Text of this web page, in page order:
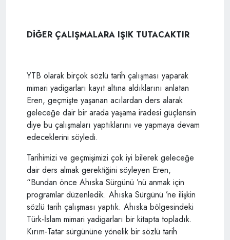
DİĞER ÇALIŞMALARA IŞIK TUTACAKTIR
YTB olarak birçok sözlü tarih çalışması yaparak
mimari yadigarları kayıt altına aldıklarını anlatan
Eren, geçmişte yaşanan acılardan ders alarak
geleceğe dair bir arada yaşama iradesi güçlensin
diye bu çalışmaları yaptıklarını ve yapmaya devam
edeceklerini söyledi.
Tarihimizi ve geçmişimizi çok iyi bilerek geleceğe
dair ders almak gerektiğini söyleyen Eren,
“Bundan önce Ahıska Sürgünü ’nü anmak için
programlar düzenledik. Ahıska Sürgünü ’ne ilişkin
sözlü tarih çalışması yaptık. Ahıska bölgesindeki
Türk-İslam mimari yadigarları bir kitapta topladık.
Kırım-Tatar sürgününe yönelik bir sözlü tarih